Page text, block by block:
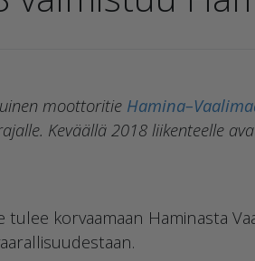
moottoritie
Keväällä 2018 liikenteelle
korvaamaan Haminasta